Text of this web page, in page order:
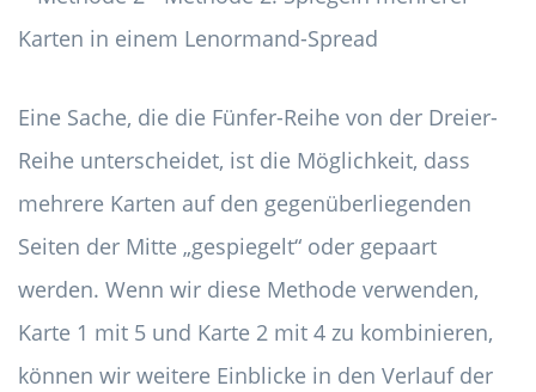
Eine Sache, die die Fünfer-Reihe von der Dreier-
Reihe unterscheidet, ist die Möglichkeit, dass
mehrere Karten auf den gegenüberliegenden
Seiten der Mitte „gespiegelt“ oder gepaart
werden. Wenn wir diese Methode verwenden,
Karte 1 mit 5 und Karte 2 mit 4 zu kombinieren,
können wir weitere Einblicke in den Verlauf der